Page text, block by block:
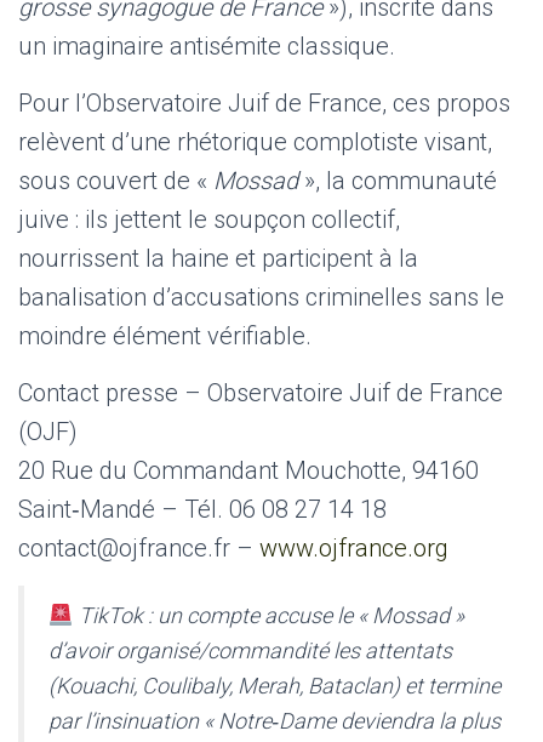
grosse synagogue de France»), inscrite dans
un imaginaire antisémite classique.
Pour l’Observatoire Juif de France, ces propos
relèvent d’une rhétorique complotiste visant,
sous couvert de « Mossad», la communauté
juive : ils jettent le soupçon collectif,
nourrissent la haine et participent à la
banalisation d’accusations criminelles sans le
moindre élément vérifiable.
Contact presse – Observatoire Juif de France
(OJF)
20 Rue du Commandant Mouchotte, 94160
Saint‑Mandé – Tél. 06 08 27 14 18
contact@ojfrance.fr – www.ojfrance.org
TikTok : un compte accuse le « Mossad »
d’avoir organisé/commandité les attentats
(Kouachi, Coulibaly, Merah, Bataclan) et termine
par l’insinuation « Notre‑Dame deviendra la plus